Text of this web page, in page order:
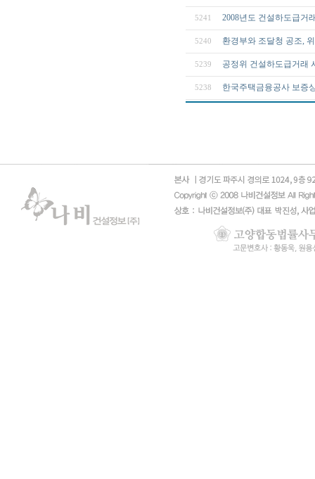
5241 2008년도 건설하도급거
5240 환경부와 조달청 공조,
5239 공정위 건설하도급거래
5238 한국주택금융공사 보증